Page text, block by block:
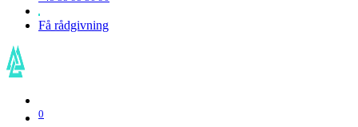
Få rådgivning
0